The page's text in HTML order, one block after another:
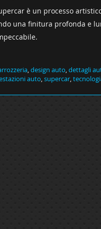
è un processo
una finitura profonda e
,design auto,dettagli
auto,supercar,